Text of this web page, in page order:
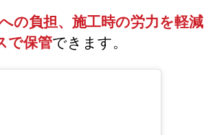
の負担、施工時の労力を軽減
で保管できます。